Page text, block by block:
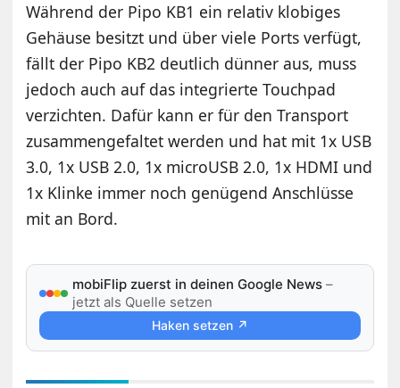
Während der Pipo KB1 ein relativ klobiges
Gehäuse besitzt und über viele Ports verfügt,
fällt der Pipo KB2 deutlich dünner aus, muss
jedoch auch auf das integrierte Touchpad
verzichten. Dafür kann er für den Transport
zusammengefaltet werden und hat mit 1x USB
3.0, 1x USB 2.0, 1x microUSB 2.0, 1x HDMI und
1x Klinke immer noch genügend Anschlüsse
mit an Bord.
mobiFlip zuerst in deinen Google News –
jetzt als Quelle setzen
Haken setzen ↗